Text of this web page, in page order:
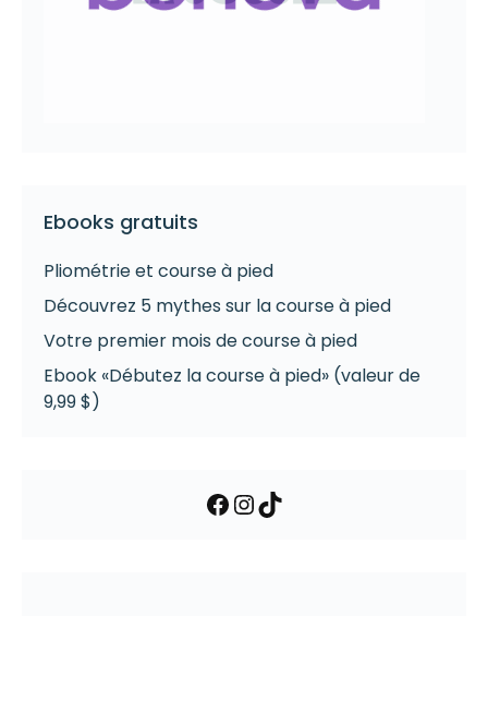
Ebooks gratuits
Pliométrie et course à pied
Découvrez 5 mythes sur la course à pied
Votre premier mois de course à pied
Ebook «Débutez la course à pied» (valeur de
9,99 $)
Facebook
Instagram
TikTok